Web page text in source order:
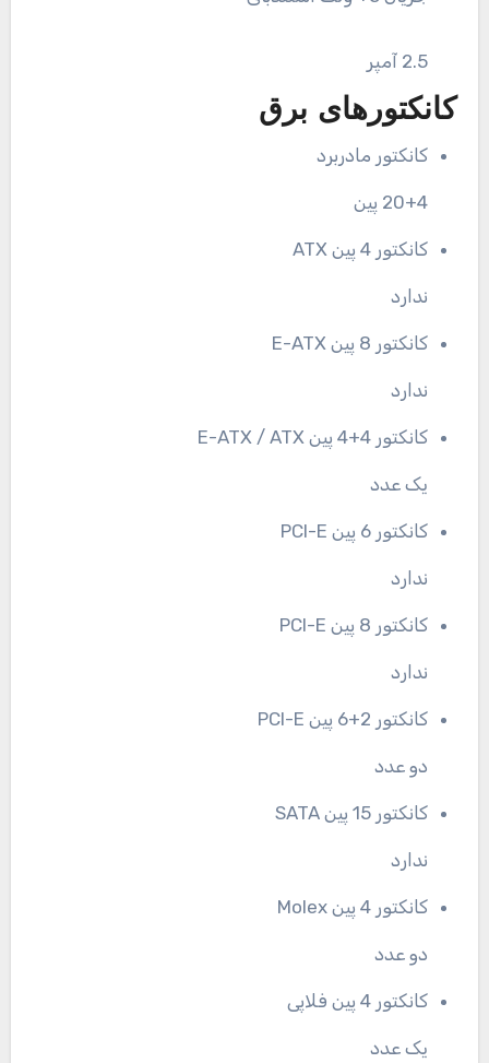
2.5 آمپر
کانکتورهای برق
کانکتور مادربرد
20+4 پین
کانکتور 4 پین ATX
ندارد
کانکتور 8 پین E-ATX
ندارد
کانکتور 4+4 پین E-ATX / ATX
یک عدد
کانکتور 6 پین PCI-E
ندارد
کانکتور 8 پین PCI-E
ندارد
کانکتور 2+6 پین PCI-E
دو عدد
کانکتور 15 پین SATA
ندارد
کانکتور 4 پین Molex
دو عدد
کانکتور 4 پین فلاپی
یک عدد